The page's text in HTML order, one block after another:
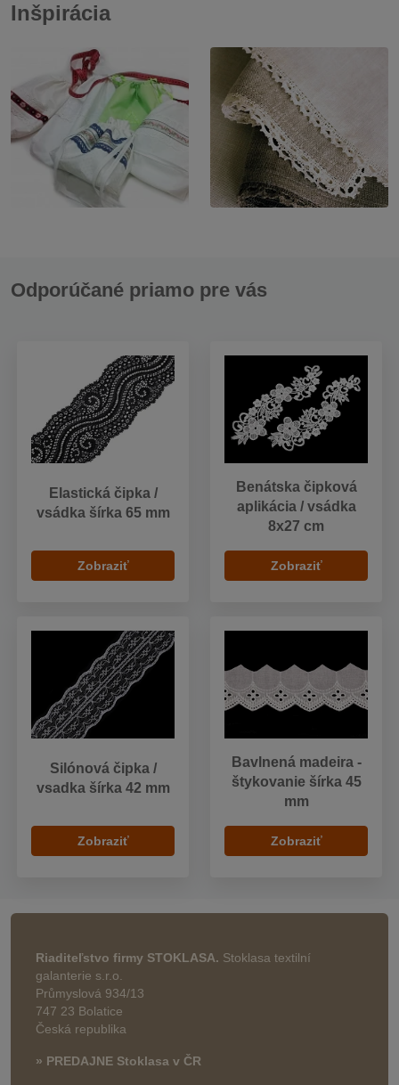
Inšpirácia
Odporúčané priamo pre vás
Elastická čipka /
vsádka šírka 65 mm
Zobraziť
Benátska čipková
aplikácia / vsádka
8x27 cm
Zobraziť
Silónová čipka /
vsadka šírka 42 mm
Zobraziť
Bavlnená madeira -
štykovanie šírka 45
mm
Zobraziť
Riaditeľstvo firmy STOKLASA. Stoklasa textilní
galanterie s.r.o.
Průmyslová 934/13
747 23 Bolatice
Česká republika
» PREDAJNE Stoklasa v ČR